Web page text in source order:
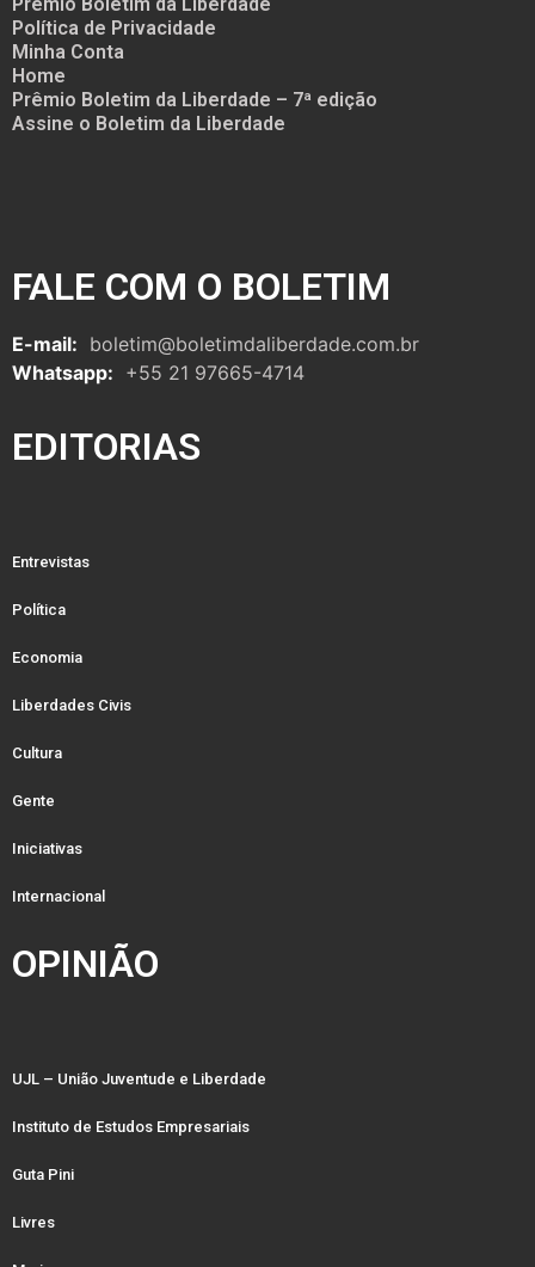
Política de Privacidade
Minha Conta
Home
Prêmio Boletim da Liberdade – 7ª edição
Assine o Boletim da Liberdade
FALE COM O BOLETIM
E-mail: boletim@boletimdaliberdade.com.br
Whatsapp: +55 21 97665-4714
EDITORIAS
Entrevistas
Política
Economia
Liberdades Civis
Cultura
Gente
Iniciativas
Internacional
OPINIÃO
UJL – União Juventude e Liberdade
Instituto de Estudos Empresariais
Guta Pini
Livres